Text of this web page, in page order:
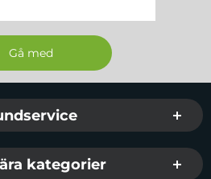
info och länkar
kategorier